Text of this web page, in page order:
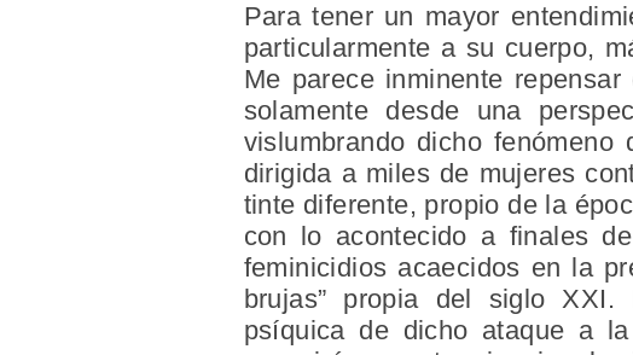
Para tener un mayor
particularmente a su cuerpo,
Me parece inminente
solamente desde una
vislumbrando dicho
dirigida a miles de mujeres
tinte diferente, propio de la
con lo acontecido a finales
feminicidios acaecidos en la
brujas” propia del siglo XXI.
psíquica de dicho ataque a